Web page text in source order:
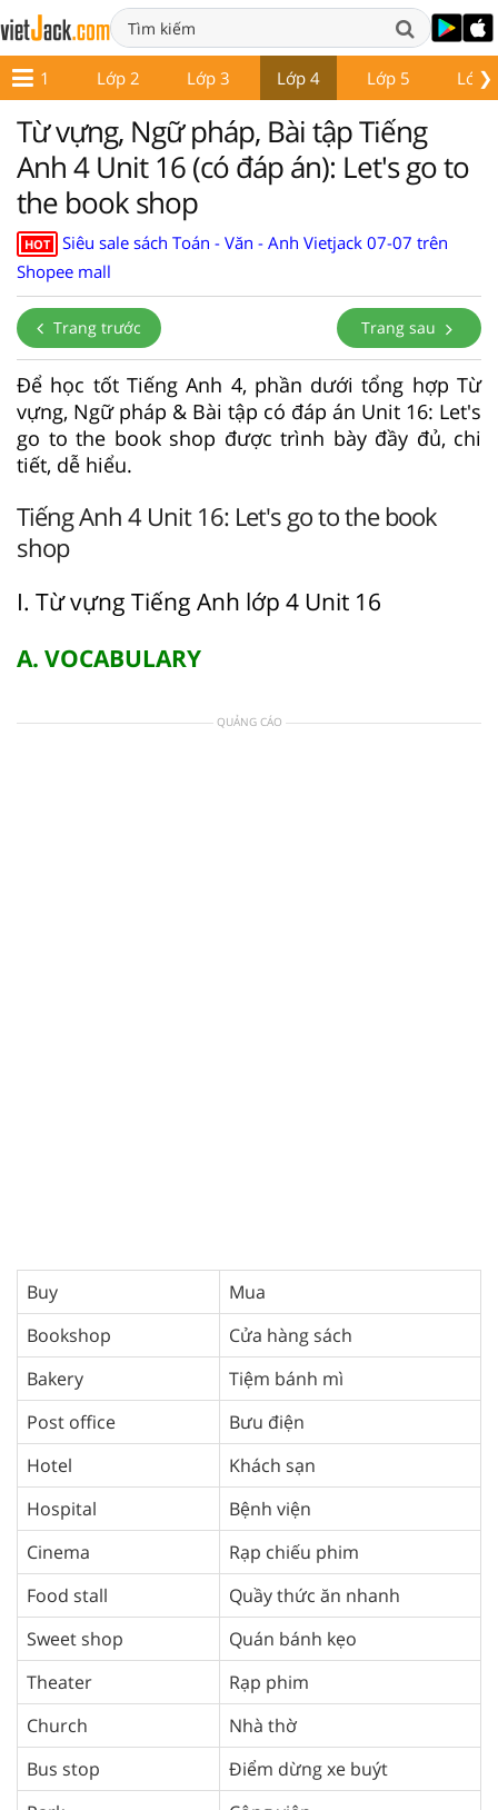
❯
Lớp 1 Lớp 2 Lớp 3 Lớp 4 Lớp 5 Lớp
Từ vựng, Ngữ pháp, Bài tập Tiếng
Anh 4 Unit 16 (có đáp án): Let's go to
the book shop
HOT
Siêu sale sách Toán - Văn - Anh Vietjack 07-07 trên
Shopee mall
Trang trước Trang sau
Để học tốt Tiếng Anh 4, phần dưới tổng hợp Từ
vựng, Ngữ pháp & Bài tập có đáp án Unit 16: Let's
go to the book shop được trình bày đầy đủ, chi
tiết, dễ hiểu.
Tiếng Anh 4 Unit 16: Let's go to the book
shop
I. Từ vựng Tiếng Anh lớp 4 Unit 16
A. VOCABULARY
QUẢNG CÁO
Buy
Mua
Bookshop
Cửa hàng sách
Bakery
Tiệm bánh mì
Post office
Bưu điện
Hotel
Khách sạn
Hospital
Bệnh viện
Cinema
Rạp chiếu phim
Food stall
Quầy thức ăn nhanh
Sweet shop
Quán bánh kẹo
Theater
Rạp phim
Church
Nhà thờ
Bus stop
Điểm dừng xe buýt